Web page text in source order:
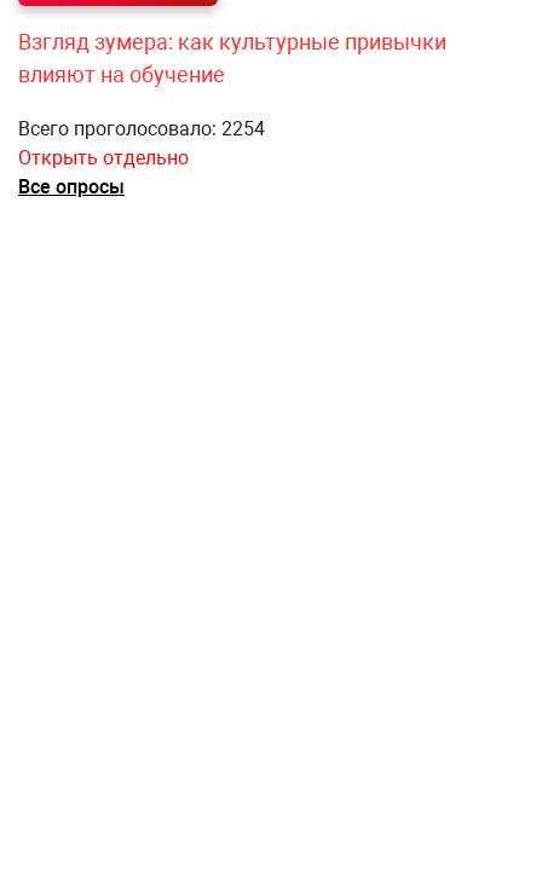
Взгляд зумера: как культурные привычки
влияют на обучение
Всего проголосовало: 2254
Открыть отдельно
Все опросы